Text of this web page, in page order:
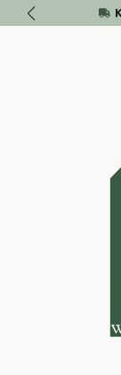
Zum Hauptinhalt